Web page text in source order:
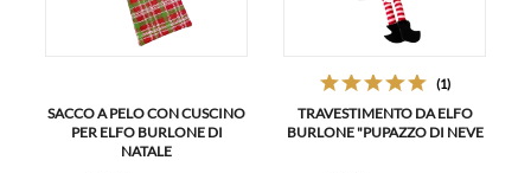
SACCO A PELO CON CUSCINO
PER ELFO BURLONE DI
NATALE
(1)
TRAVESTIMENTO DA ELFO
BURLONE "PUPAZZO DI NEVE